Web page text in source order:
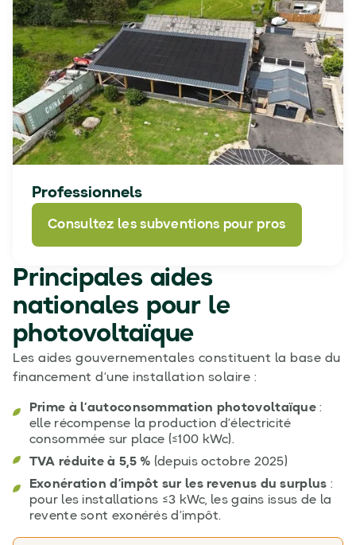
Professionnels
Consultez les subventions pour pros
Principales aides
nationales pour le
photovoltaïque
Les aides gouvernementales constituent la base du
financement d’une installation solaire :
Prime à l’autoconsommation photovoltaïque:
elle récompense la production d’électricité
consommée sur place (≤100 kWc).
TVA réduite à 5,5 % (depuis octobre 2025)
Exonération d’impôt sur les revenus du surplus :
pour les installations ≤3 kWc, les gains issus de la
revente sont exonérés d’impôt.